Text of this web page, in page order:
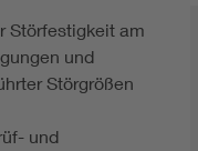
Übersicht
Störfestigkeit am
und
Störgrößen
und